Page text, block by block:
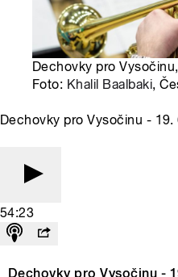
Dechovky pro Vysočinu,
Foto: Khalil Baalbaki,
Dechovky pro Vysočinu - 19.
54:23
Dechovky pro Vysočinu -